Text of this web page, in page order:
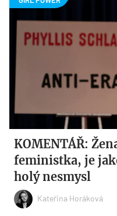
KOMENTÁŘ:
feministka, je
holý nesmysl
Kateřina Horáková